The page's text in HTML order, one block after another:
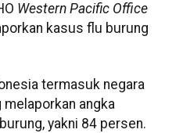
Western Pacific Office
kasus flu burung
termasuk negara
melaporkan angka
yakni 84 persen.